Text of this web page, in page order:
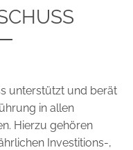
unterstützt und berät
in allen
Hierzu gehören
Investitions-,